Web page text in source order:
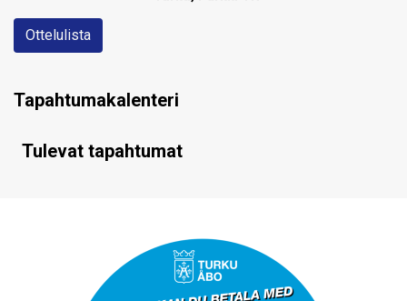
Ottelulista
Tapahtumakalenteri
Tulevat tapahtumat